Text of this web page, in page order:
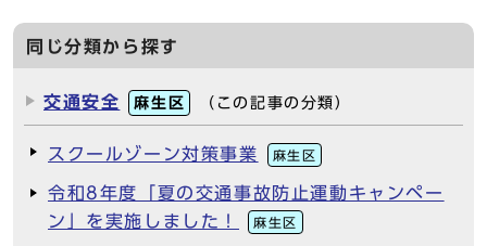
同じ分類から探す
交通安全 麻生区 （この記事の分類）
スクールゾーン対策事業 麻生区
令和8年度「夏の交通事故防止運動キャンペー
ン」を実施しました！
麻生区